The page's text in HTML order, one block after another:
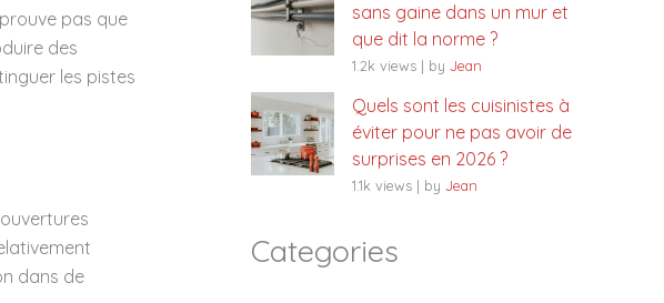
pas que
des
les pistes
dans de
sans gaine dans un mur et
que dit la norme ?
1.2k views | by Jean
Quels sont les cuisinistes à
éviter pour ne pas avoir de
surprises en 2026 ?
1.1k views | by Jean
Categories